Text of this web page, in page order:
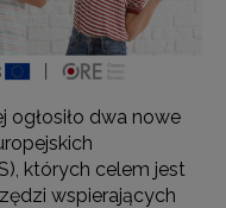
ogłosiło dwa nowe
których celem jest
wspierających